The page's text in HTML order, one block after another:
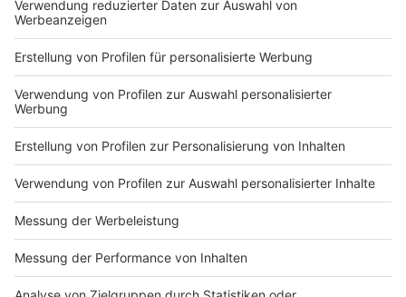
Wenn du unter Übergewicht leidest oder jemanden
kennst, der Hilfe braucht: Es gibt strukturierte
Behandlungsnetzwerke und zertifizierte Zentren. Die
Basis bildet das multimodale Konzept aus
Ernährungstherapie, Bewegung, Verhaltenstherapie
und gegebenenfalls medizinischen oder operativen
Eingriffen.
Adipositas Verband Deutschland e.V.
Adipositas Netzwerk NRW